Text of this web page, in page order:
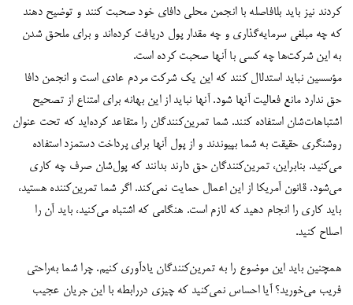
کردند نیز باید بلافاصله با انجمن محلی دافای خود صحبت کنند و توضیح دهند
که چه مبلغی سرمایه‌گذاری و چه مقدار پول دریافت کرده‌اند و برای ملحق شدن
به این شرکت‌ها چه کسی با آنها صحبت کرده است.
مؤسسین نباید استدلال کنند که این یک شرکت مردم عادی است و انجمن دافا
حق ندارد مانع فعالیت آنها شود. آنها نباید از این بهانه برای امتناع از تصحیح
اشتباهات‌شان استفاده کنند. شما تمرین‌کنندگان را متقاعد کرده‌اید که تحت عنوان
روشنگری حقیقت به شما بپیوندند و از پول آنها برای پرداخت دستمزد استفاده
می‌کنید. بنابراین، تمرین‌کنندگان حق دارند بدانند که پول‌شان صرف چه کاری
می‌شود. قانون آمریکا از این اعمال حمایت نمی‌کند. اگر شما تمرین‌کننده هستید،
باید کاری را انجام دهید که لازم است.‌ هنگامی که اشتباه می‌کنید، باید آن را
اصلاح کنید.
همچنین باید این موضوع را به تمرین‌کنندگان یادآوری کنیم. چرا شما به‌راحتی
فریب می‌خورید؟ آیا احساس نمی‌کنید که چیزی دررابطه با این جریان عجیب